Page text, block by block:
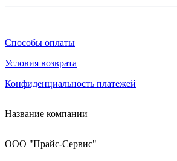
Способы оплаты
Условия возврата
Конфиденциальность платежей
Название компании
ООО "Прайс-Сервис"